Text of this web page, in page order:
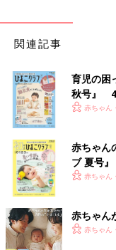
関連記事
育児の困
秋号』 4
いっぱい
赤ちゃん
赤ちゃん
ブ 夏号
く！ お
赤ちゃん
赤ちゃん
赤ちゃん